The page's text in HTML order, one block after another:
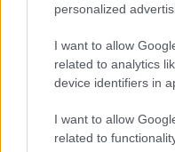
personalized
I want to allow
related to analytics
device identifiers in
I want to allow
related to